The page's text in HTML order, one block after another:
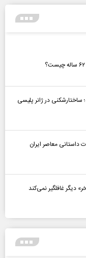
در ژانر پلیسی
داستانی معاصر ایران
غافلگیر نمی‌کند